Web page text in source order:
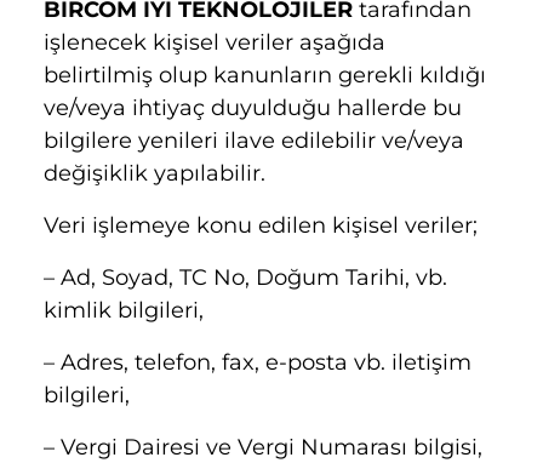
BİRCOM İYİ TEKNOLOJİLER tarafından
işlenecek kişisel veriler aşağıda
belirtilmiş olup kanunların gerekli kıldığı
ve/veya ihtiyaç duyulduğu hallerde bu
bilgilere yenileri ilave edilebilir ve/veya
değişiklik yapılabilir.
Veri işlemeye konu edilen kişisel veriler;
– Ad, Soyad, TC No, Doğum Tarihi, vb.
kimlik bilgileri,
– Adres, telefon, fax, e-posta vb. iletişim
bilgileri,
– Vergi Dairesi ve Vergi Numarası bilgisi,